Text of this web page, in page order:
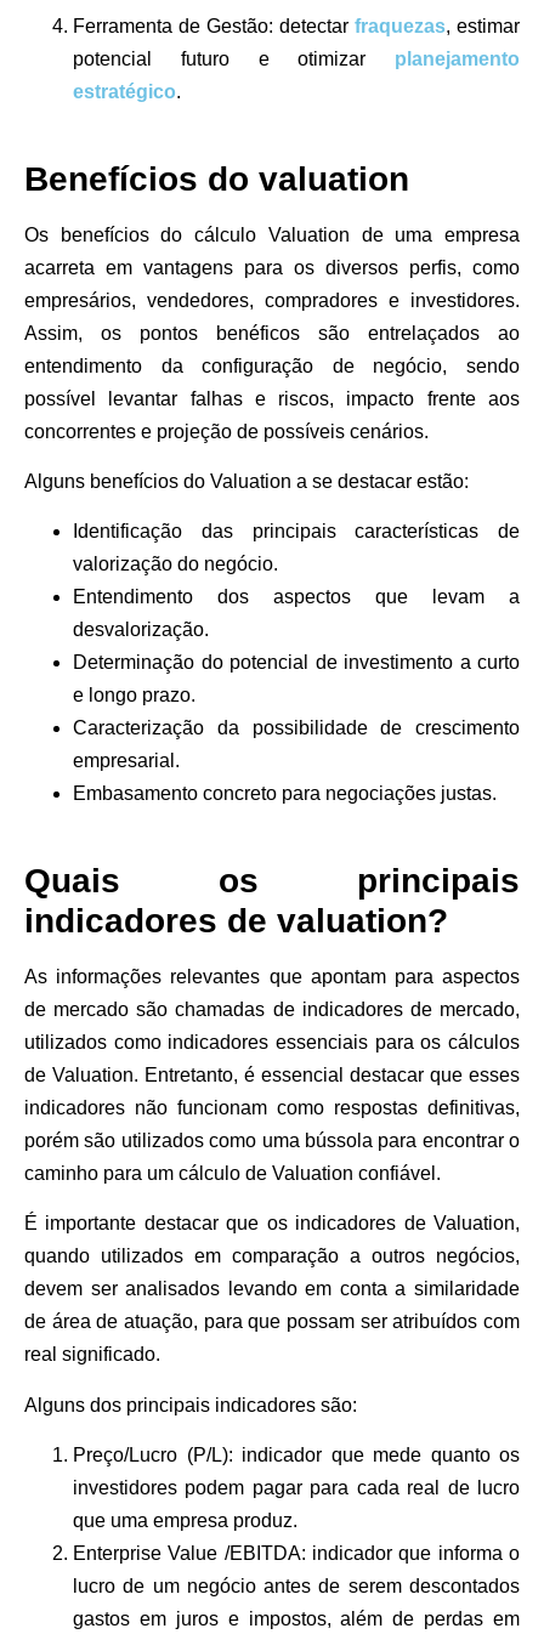
Ferramenta de Gestão: detectar fraquezas, estimar
potencial futuro e otimizar planejamento
estratégico.
Benefícios do valuation
Os benefícios do cálculo Valuation de uma empresa
acarreta em vantagens para os diversos perfis, como
empresários, vendedores, compradores e investidores.
Assim, os pontos benéficos são entrelaçados ao
entendimento da configuração de negócio, sendo
possível levantar falhas e riscos, impacto frente aos
concorrentes e projeção de possíveis cenários.
Alguns benefícios do Valuation a se destacar estão:
Identificação das principais características de
valorização do negócio.
Entendimento dos aspectos que levam a
desvalorização.
Determinação do potencial de investimento a curto
e longo prazo.
Caracterização da possibilidade de crescimento
empresarial.
Embasamento concreto para negociações justas.
Quais os principais
indicadores de valuation?
As informações relevantes que apontam para aspectos
de mercado são chamadas de indicadores de mercado,
utilizados como indicadores essenciais para os cálculos
de Valuation. Entretanto, é essencial destacar que esses
indicadores não funcionam como respostas definitivas,
porém são utilizados como uma bússola para encontrar o
caminho para um cálculo de Valuation confiável.
É importante destacar que os indicadores de Valuation,
quando utilizados em comparação a outros negócios,
devem ser analisados levando em conta a similaridade
de área de atuação, para que possam ser atribuídos com
real significado.
Alguns dos principais indicadores são:
Preço/Lucro (P/L): indicador que mede quanto os
investidores podem pagar para cada real de lucro
que uma empresa produz.
Enterprise Value /EBITDA: indicador que informa o
lucro de um negócio antes de serem descontados
gastos em juros e impostos, além de perdas em